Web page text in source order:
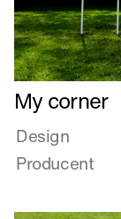
Læs
mere
om
My
corner
My corner
Design
Producent